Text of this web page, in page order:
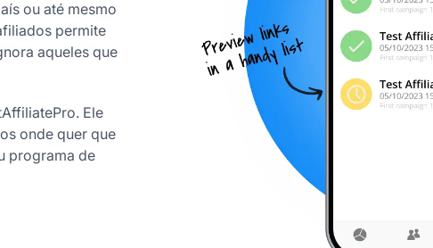
ou até mesmo
permite
aqueles que
Ele
onde quer que
programa de